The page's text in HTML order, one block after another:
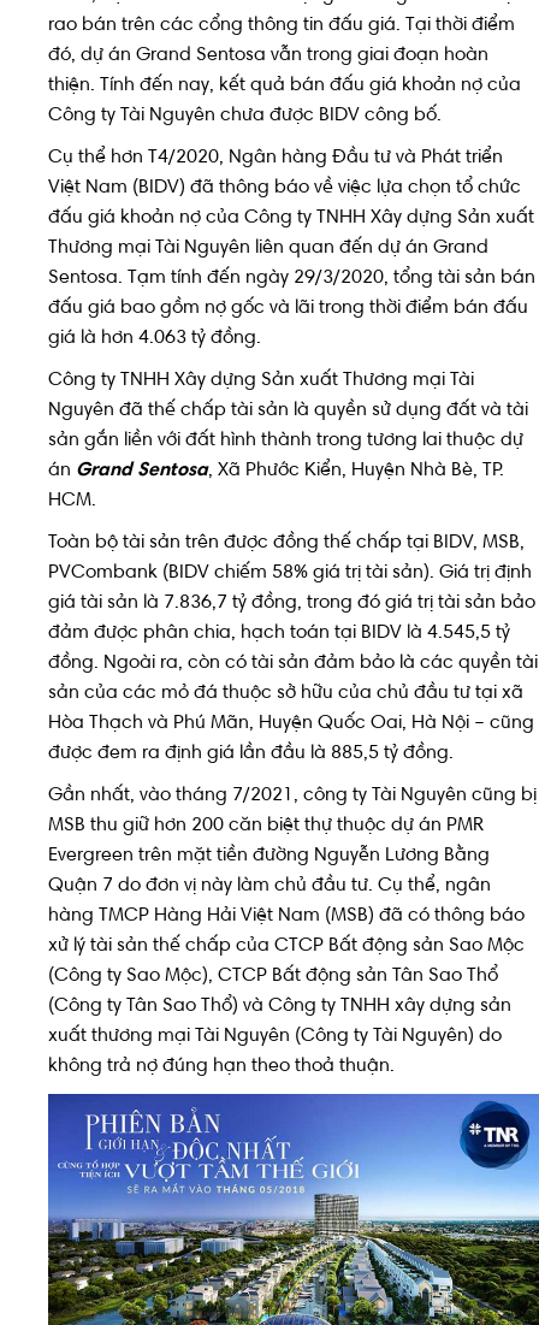
rao bán trên các cổng thông tin đấu giá. Tại thời điểm
đó, dự án Grand Sentosa vẫn trong giai đoạn hoàn
thiện. Tính đến nay, kết quả bán đấu giá khoản nợ của
Công ty Tài Nguyên chưa được BIDV công bố.
Cụ thể hơn T4/2020, Ngân hàng Đầu tư và Phát triển
Việt Nam (BIDV) đã thông báo về việc lựa chọn tổ chức
đấu giá khoản nợ của Công ty TNHH Xây dựng Sản xuất
Thương mại Tài Nguyên liên quan đến dự án Grand
Sentosa. Tạm tính đến ngày 29/3/2020, tổng tài sản bán
đấu giá bao gồm nợ gốc và lãi trong thời điểm bán đấu
giá là hơn 4.063 tỷ đồng.
Công ty TNHH Xây dựng Sản xuất Thương mại Tài
Nguyên đã thế chấp tài sản là quyền sử dụng đất và tài
sản gắn liền với đất hình thành trong tương lai thuộc dự
án Grand Sentosa, Xã Phước Kiển, Huyện Nhà Bè, TP.
HCM.
Toàn bộ tài sản trên được đồng thế chấp tại BIDV, MSB,
PVCombank (BIDV chiếm 58% giá trị tài sản). Giá trị định
giá tài sản là 7.836,7 tỷ đồng, trong đó giá trị tài sản bảo
đảm được phân chia, hạch toán tại BIDV là 4.545,5 tỷ
đồng. Ngoài ra, còn có tài sản đảm bảo là các quyền tài
sản của các mỏ đá thuộc sở hữu của chủ đầu tư tại xã
Hòa Thạch và Phú Mãn, Huyện Quốc Oai, Hà Nội – cũng
được đem ra định giá lần đầu là 885,5 tỷ đồng.
Gần nhất, vào tháng 7/2021, công ty Tài Nguyên cũng bị
MSB thu giữ hơn 200 căn biệt thự thuộc dự án PMR
Evergreen trên mặt tiền đường Nguyễn Lương Bằng
Quận 7 do đơn vị này làm chủ đầu tư. Cụ thể, ngân
hàng TMCP Hàng Hải Việt Nam (MSB) đã có thông báo
xử lý tài sản thế chấp của CTCP Bất động sản Sao Mộc
(Công ty Sao Mộc), CTCP Bất động sản Tân Sao Thổ
(Công ty Tân Sao Thổ) và Công ty TNHH xây dựng sản
xuất thương mại Tài Nguyên (Công ty Tài Nguyên) do
không trả nợ đúng hạn theo thoả thuận.